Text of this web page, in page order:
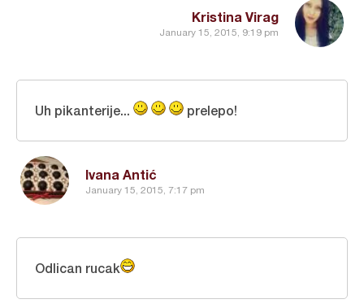
Kristina Virag
January 15, 2015, 9:19 pm
Ivana Antić
January 15, 2015, 7:17 pm
Uh pikanterije... prelepo!
Odlican rucak